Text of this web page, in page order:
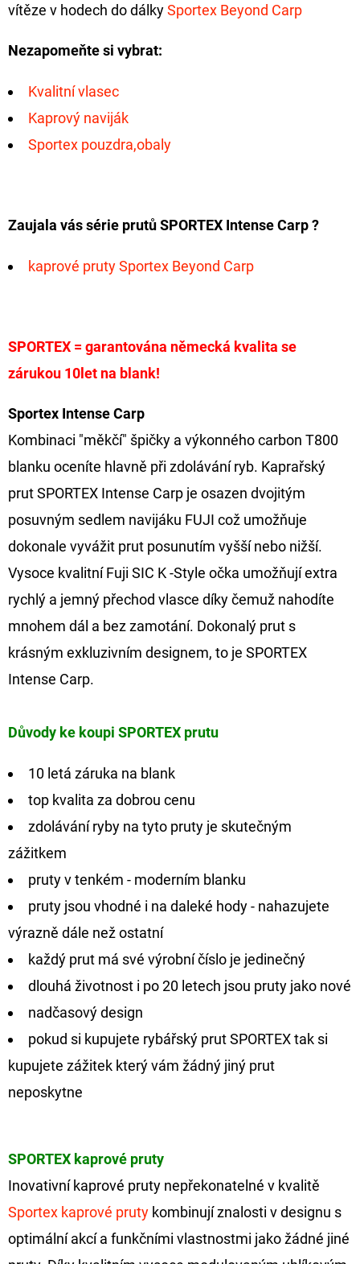
vítěze v hodech do dálkySportex Beyond Carp
Nezapomeňte si vybrat:
Kvalitní vlasec
Kaprový naviják
Sportex pouzdra,obaly
Zaujala vás série prutů SPORTEX Intense Carp ?
kaprové pruty Sportex Beyond Carp
SPORTEX = garantována německá kvalita se
zárukou 10let na blank!
Sportex Intense Carp
Kombinaci "měkčí" špičky a výkonného carbon T800
blanku oceníte hlavně při zdolávání ryb. Kaprařský
prut SPORTEX Intense Carp je osazen dvojitým
posuvným sedlem navijáku FUJI což umožňuje
dokonale vyvážit prut posunutím vyšší nebo nižší.
Vysoce kvalitní Fuji SIC K -Style očka umožňují extra
rychlý a jemný přechod vlasce díky čemuž nahodíte
mnohem dál a bez zamotání. Dokonalý prut s
krásným exkluzivním designem, to je SPORTEX
Intense Carp.
Důvody ke koupi SPORTEX prutu
10 letá záruka na blank
top kvalita za dobrou cenu
zdolávání ryby na tyto pruty je skutečným
zážitkem
pruty v tenkém - moderním blanku
pruty jsou vhodné i na daleké hody - nahazujete
výrazně dále než ostatní
každý prut má své výrobní číslo je jedinečný
dlouhá životnost i po 20 letech jsou pruty jako nové
nadčasový design
pokud si kupujete rybářský prut SPORTEX tak si
kupujete zážitek který vám žádný jiný prut
neposkytne
SPORTEX kaprové pruty
Inovativní kaprové pruty nepřekonatelné v kvalitě
Sportex kaprové pruty kombinují znalosti v designu s
optimální akcí a funkčními vlastnostmi jako žádné jiné